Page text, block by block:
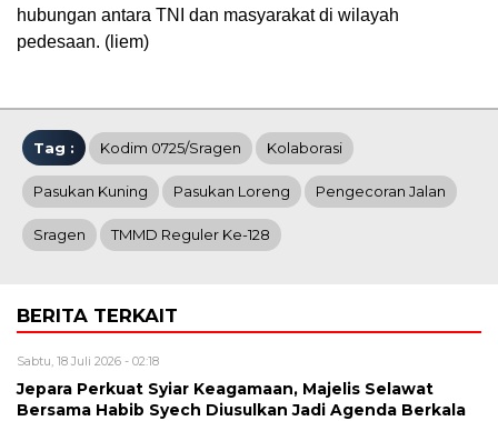
hubungan antara TNI dan masyarakat di wilayah
pedesaan. (liem)
Tag : Kodim 0725/Sragen Kolaborasi
Pasukan Kuning Pasukan Loreng Pengecoran Jalan
Sragen TMMD Reguler Ke-128
BERITA TERKAIT
Sabtu, 18 Juli 2026 - 02:18
Jepara Perkuat Syiar Keagamaan, Majelis Selawat
Bersama Habib Syech Diusulkan Jadi Agenda Berkala